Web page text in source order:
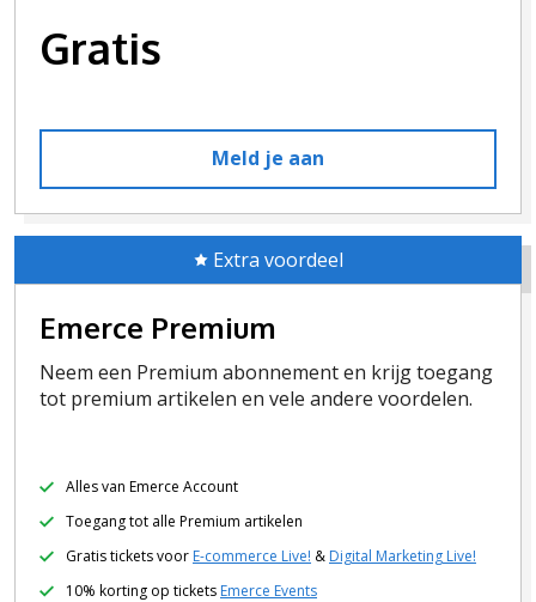
Gratis
Meld je aan
Extra voordeel
Emerce Premium
Neem een Premium abonnement en krijg toegang
tot premium artikelen en vele andere voordelen.
Alles van Emerce Account
Toegang tot alle Premium artikelen
Gratis tickets voor E-commerce Live! & Digital Marketing Live!
10% korting op tickets Emerce Events